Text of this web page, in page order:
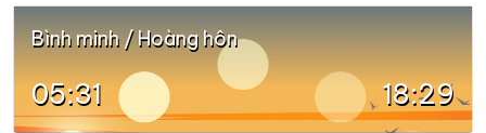
Bình minh / Hoàng hôn
05:31 18:29